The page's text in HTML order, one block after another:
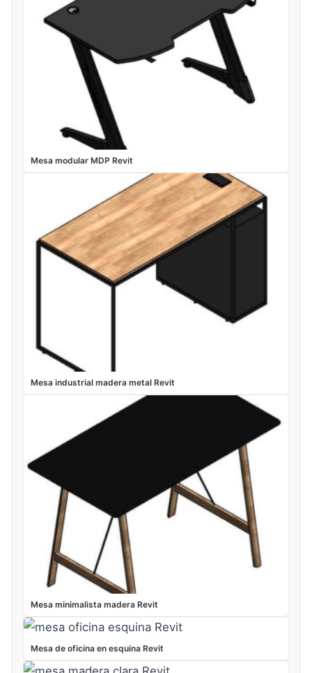
Mesa modular MDP Revit
Mesa industrial madera metal Revit
Mesa minimalista madera Revit
Mesa de oficina en esquina Revit